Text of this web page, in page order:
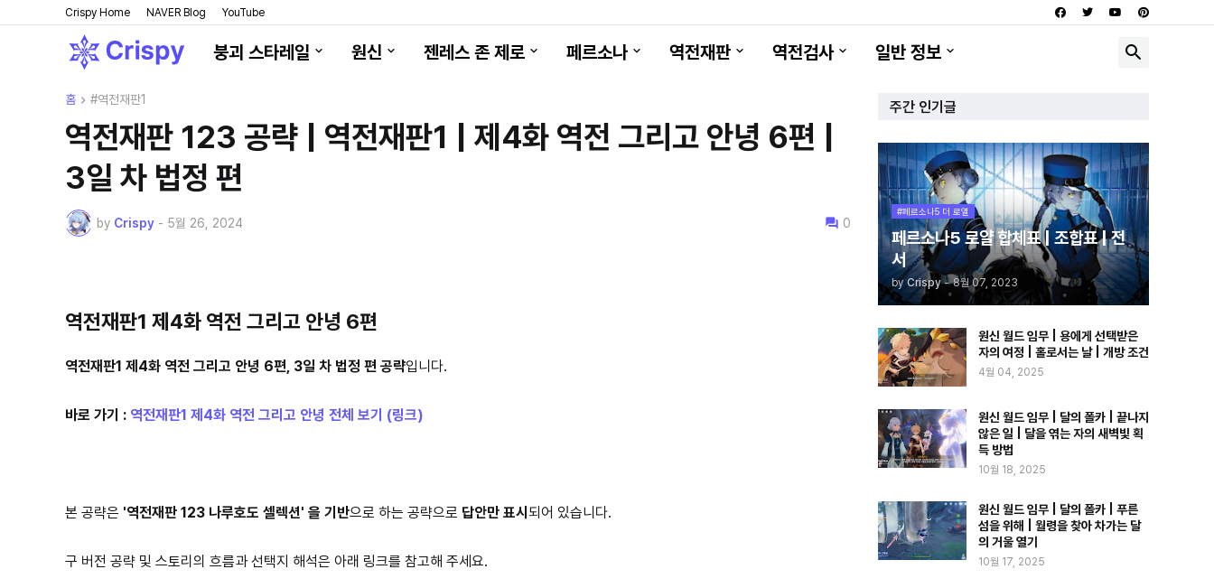
Crispy Home NAVER Blog YouTube
붕괴 스타레일 원신 젠레스 존 제로 페르소나 역전재판 역전검사 일반 정보
홈 #역전재판1
역전재판 123 공략 | 역전재판1 | 제4화 역전 그리고 안녕 6편 |
3일 차 법정 편
by Crispy - 5월 26, 2024 0
역전재판1 제4화 역전 그리고 안녕 6편
역전재판1 제4화 역전 그리고 안녕 6편, 3일 차 법정 편 공략입니다.
바로 가기 : 역전재판1 제4화 역전 그리고 안녕 전체 보기 (링크)
본 공략은 '역전재판 123 나루호도 셀렉션' 을 기반으로 하는 공략으로 답안만 표시 되어 있습니다.
구 버전 공략 및 스토리의 흐름과 선택지 해석은 아래 링크를 참고해 주세요.
주간 인기글
#페르소나5 더 로열
페르소나5 로얄 합체표 | 조합표 | 전
서
by Crispy - 8월 07, 2023
원신 월드 임무 | 용에게 선택받은
자의 여정 | 홀로서는 날 | 개방 조건
4월 04, 2025
원신 월드 임무 | 달의 폴카 | 끝나지
않은 일 | 달을 엮는 자의 새벽빛 획
득 방법
10월 18, 2025
원신 월드 임무 | 달의 폴카 | 푸른
섬을 위해 | 월령을 찾아 차가는 달
의 거울 열기
10월 17, 2025